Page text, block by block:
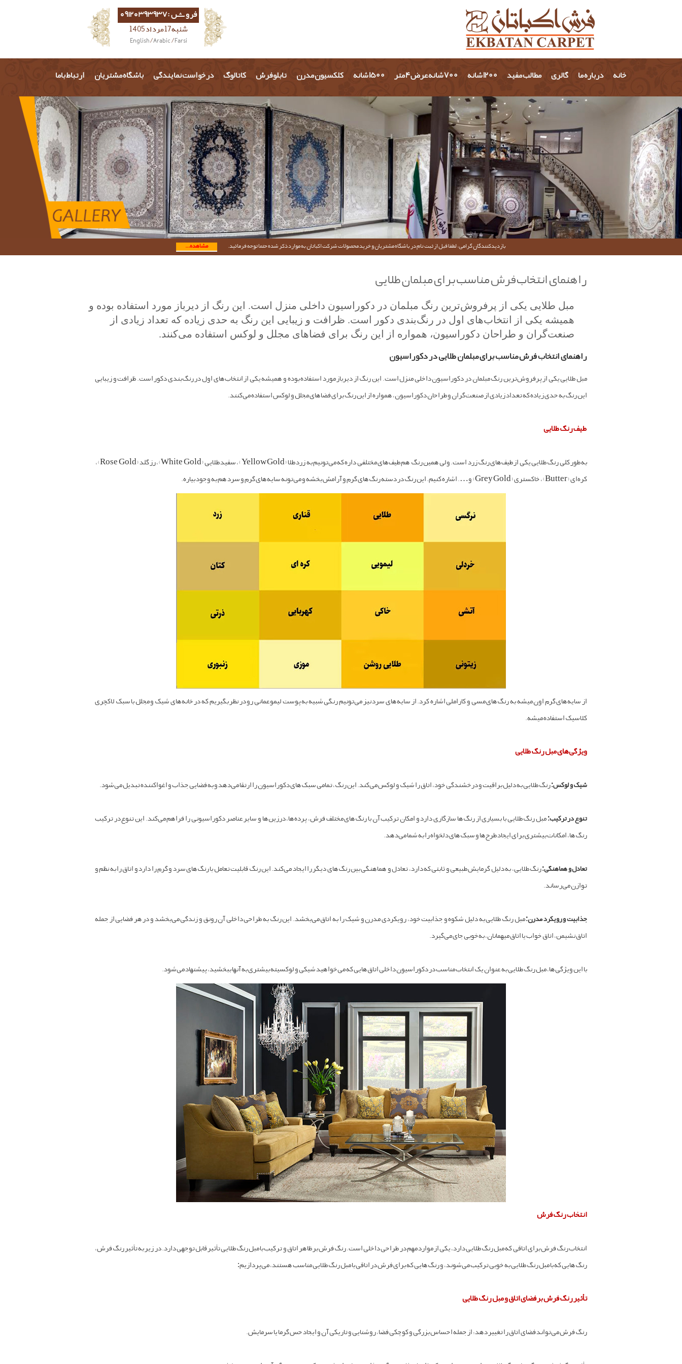
فروش :09120393937
شنبه 17 مرداد 1405
English/ Arabic / Farsi
خانه درباره ما گالری مطالب مفید 1200 شانه 700 شانه عرض 4 متر 1500 شانه کلکسیون مدرن تابلو فرش کاتالوگ درخواست نمایندگی باشگاه مشتریان ارتباط باما
بازدیدکنندگان گرامی؛ لطفا قبل از ثبت نام در باشگاه مشتریان و خرید محصولات شرکت اکباتان به موارد ذکر شده حتما توجه فرمائید. مشاهده...
راهنمای انتخاب فرش مناسب برای مبلمان طلایی
مبل طلایی یکی از پرفروش‌ترین رنگ‌ مبلمان در دکوراسیون داخلی منزل است. این رنگ از دیرباز مورد استفاده بوده و
همیشه یکی از انتخاب‌های اول در رنگ‌بندی دکور است. ظرافت و زیبایی این رنگ به حدی زیاده که تعداد زیادی از
صنعت‌گران و طراحان دکوراسیون، همواره از این رنگ برای فضاهای مجلل و لوکس استفاده می‌کنند.
راهنمای انتخاب فرش مناسب برای مبلمان طلایی در دکوراسیون
مبل طلایی یکی از پرفروش‌ترین رنگ‌ مبلمان در دکوراسیون داخلی منزل است. این رنگ از دیرباز مورد استفاده بوده و همیشه یکی از انتخاب‌های اول در رنگ‌بندی دکور است. ظرافت و زیبایی
این رنگ به حدی زیاده که تعداد زیادی از صنعت‌گران و طراحان دکوراسیون، همواره از این رنگ برای فضاهای مجلل و لوکس استفاده می‌کنند.
طیف رنگ طلایی
به طور کلی رنگ طلایی یکی از طیف‌های رنگ زرد است. ولی همین رنگ هم طیف‌های مختلفی داره که می‌تونیم به زرد طلا (Yellow Gold)، سفید طلایی (White Gold)، رز گلد (Rose Gold)،
کره‌ای (Butter)، خاکستری (Grey Gold) و…. اشاره کنیم. این رنگ در دسته رنگ‌های گرم و آرامش بخشه و می‌تونه سایه‌های گرم و سرد هم به وجود بیاره.
از سایه‌های گرم اون میشه به رنگ‌های مسی و کاراملی اشاره کرد. از سایه‌های سرد نیز می‌تونیم رنگی شبیه به پوست لیموعمانی رو در نظر بگیریم که در خانه‌های شیک و مجلل با سبک لاکچری
کلاسیک استفاده میشه.
ویژگی‌های مبل رنگ طلایی
شیک و لوکس:رنگ طلایی به دلیل براقیت و درخشندگی خود، اتاق را شیک و لوکس می‌کند. این رنگ، تمامی سبک‌های دکوراسیون را ارتقا می‌دهد و به فضایی جذاب و اغواکننده تبدیل می‌شود.
تنوع در ترکیب:مبل رنگ طلایی با بسیاری از رنگ‌ها سازگاری دارد و امکان ترکیب آن با رنگ‌های مختلف فرش، پرده‌ها، درزین‌ها و سایر عناصر دکوراسیونی را فراهم می‌کند. این تنوع در ترکیب
رنگ‌ها، امکانات بیشتری برای ایجاد طرح‌ها و سبک‌های دلخواه را به شما می‌دهد.
تعادل و هماهنگی:رنگ طلایی، به دلیل گرمایش طبیعی و ثابتی که دارد، تعادل و هماهنگی بین رنگ‌های دیگر را ایجاد می‌کند. این رنگ قابلیت تعامل با رنگ‌های سرد و گرم را دارد و اتاق را به نظم و
توازن می‌رساند.
جذابیت و رویکرد مدرن:مبل رنگ طلایی به دلیل شکوه و جذابیت خود، رویکردی مدرن و شیک را به اتاق می‌بخشد. این رنگ به طراحی داخلی آن رونق و زندگی می‌بخشد و در هر فضایی از جمله
اتاق نشیمن، اتاق خواب یا اتاق میهمانان، به‌خوبی جای می‌گیرد.
با این ویژگی‌ها، مبل رنگ طلایی به عنوان یک انتخاب مناسب در دکوراسیون داخلی اتاق‌هایی که می‌خواهید شیکی و لوکسیته بیشتری به آنها ببخشید، پیشنهاد می‌شود.
انتخاب رنگ فرش
انتخاب رنگ فرش برای اتاقی که مبل رنگ طلایی دارد، یکی از موارد مهم در طراحی داخلی است. رنگ فرش بر ظاهر اتاق و ترکیب با مبل رنگ طلایی تأثیر قابل توجهی دارد. در زیر به تأثیر رنگ فرش،
رنگ‌هایی که با مبل رنگ طلایی به خوبی ترکیب می‌شوند، و رنگ‌هایی که برای فرش در اتاقی با مبل رنگ طلایی مناسب هستند، می‌پردازیم:
تأثیر رنگ فرش بر فضای اتاق و مبل رنگ طلایی
رنگ فرش می‌تواند فضای اتاق را تغییر دهد؛ از جمله احساس بزرگی و کوچکی فضا، روشنایی و تاریکی آن و ایجاد حس گرما یا سرمایش.